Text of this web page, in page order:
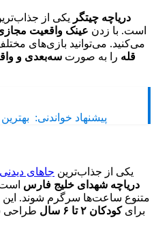
VR دریاچه چیتگر یکی از
است. با زدن عینک واقعیت
می‌کنید. می‌توانید بازی‌های
قله را به صورت سه‌بعدی و
پیشنهاد خواندنی:
یکی از جذاب‌ترین جاهای
دریاچه شهدای خلیج فارس
متنوع ساعت‌ها سرگرم شوند.
برایکودکان ۲ تا ۶ سال طراحی